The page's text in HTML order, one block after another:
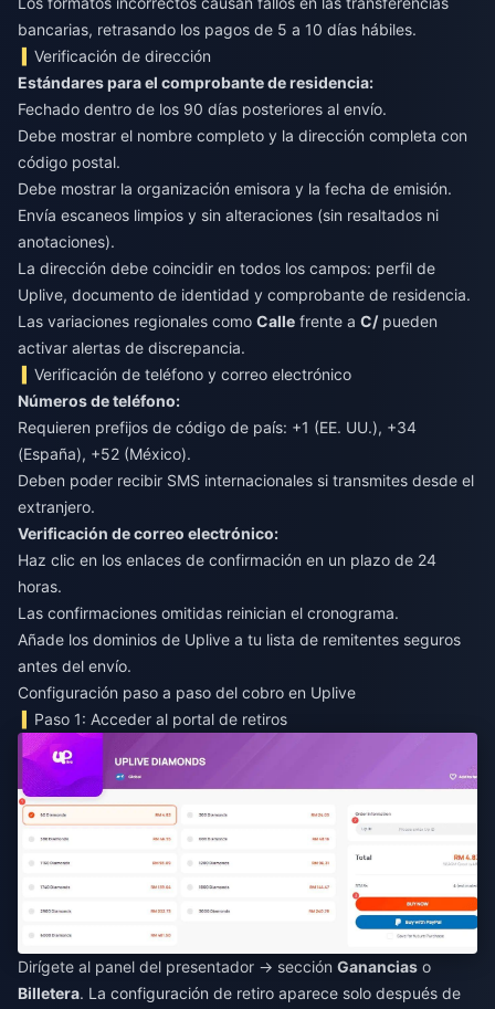
bancarias, retrasando los pagos de 5 a 10 días hábiles.
Verificación de dirección
Estándares para el comprobante de residencia:
Fechado dentro de los 90 días posteriores al envío.
Debe mostrar el nombre completo y la dirección completa con
código postal.
Debe mostrar la organización emisora y la fecha de emisión.
Envía escaneos limpios y sin alteraciones (sin resaltados ni
anotaciones).
La dirección debe coincidir en todos los campos: perfil de
Uplive, documento de identidad y comprobante de residencia.
Las variaciones regionales como Calle frente a C/pueden
activar alertas de discrepancia.
Verificación de teléfono y correo electrónico
Números de teléfono:
Requieren prefijos de código de país: +1 (EE. UU.), +34
(España), +52 (México).
Deben poder recibir SMS internacionales si transmites desde el
extranjero.
Verificación de correo electrónico:
Haz clic en los enlaces de confirmación en un plazo de 24
horas.
Las confirmaciones omitidas reinician el cronograma.
Añade los dominios de Uplive a tu lista de remitentes seguros
antes del envío.
Configuración paso a paso del cobro en Uplive
Paso 1: Acceder al portal de retiros
Dirígete al panel del presentador → sección Ganancias o
Billetera. La configuración de retiro aparece solo después de